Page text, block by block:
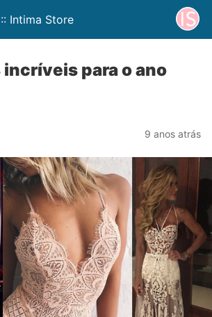
Intima Store
para o ano
9 anos atrás